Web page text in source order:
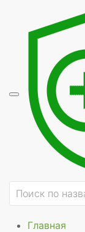
Главная